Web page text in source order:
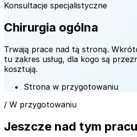
Konsultacje specjalistyczne
Chirurgia ogólna
Trwają prace nad tą stroną.
tu zakres usług, dla kogo są
kosztują.
Strona w przygotowaniu
/ W przygotowaniu
Jeszcze nad tym